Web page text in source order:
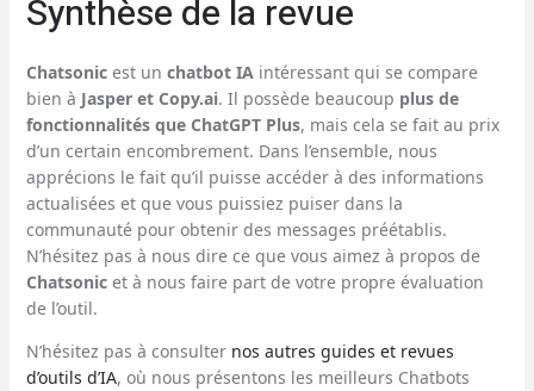
Synthèse de la revue
Chatsonicest un chatbot IA intéressant qui se compare
bien à Jasper et Copy.ai. Il possède beaucoup plus de
fonctionnalités que ChatGPT Plus, mais cela se fait au prix
d’un certain encombrement. Dans l’ensemble, nous
apprécions le fait qu’il puisse accéder à des informations
actualisées et que vous puissiez puiser dans la
communauté pour obtenir des messages préétablis.
N’hésitez pas à nous dire ce que vous aimez à propos de
Chatsonicet à nous faire part de votre propre évaluation
de l’outil.
N’hésitez pas à consulter nos autres guides et revues
d’outils d’IA, où nous présentons les meilleurs Chatbots